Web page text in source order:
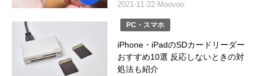
2021-11-22 Moovoo
PC・スマホ
iPhone・iPadのSDカードリーダー
おすすめ10選 反応しないときの対
処法も紹介